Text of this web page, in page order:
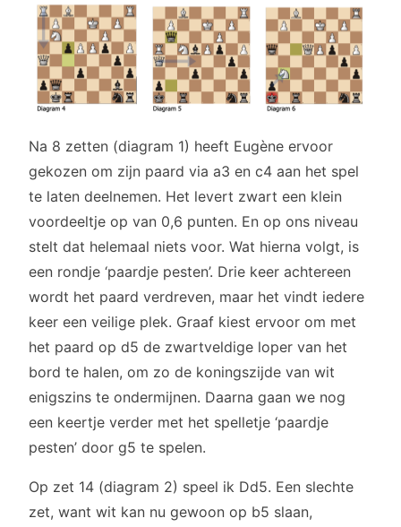
Na 8 zetten (diagram 1) heeft Eugène ervoor
gekozen om zijn paard via a3 en c4 aan het spel
te laten deelnemen. Het levert zwart een klein
voordeeltje op van 0,6 punten. En op ons niveau
stelt dat helemaal niets voor. Wat hierna volgt, is
een rondje ‘paardje pesten’. Drie keer achtereen
wordt het paard verdreven, maar het vindt iedere
keer een veilige plek. Graaf kiest ervoor om met
het paard op d5 de zwartveldige loper van het
bord te halen, om zo de koningszijde van wit
enigszins te ondermijnen. Daarna gaan we nog
een keertje verder met het spelletje ‘paardje
pesten’ door g5 te spelen.
Op zet 14 (diagram 2) speel ik Dd5. Een slechte
zet, want wit kan nu gewoon op b5 slaan,